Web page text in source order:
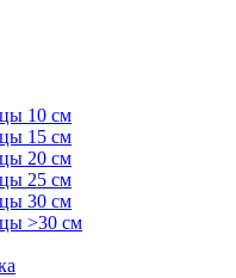
10 см
15 см
20 см
25 см
30 см
>30 см